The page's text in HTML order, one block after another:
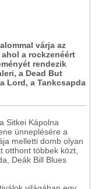
várja az
a rockzenéért
rendezik
a Dead But
Lord, a Tankcsapda
Sitkei Kápolna
ünneplésére a
melletti domb olyan
otthont többek közt,
Deák Bill Blues